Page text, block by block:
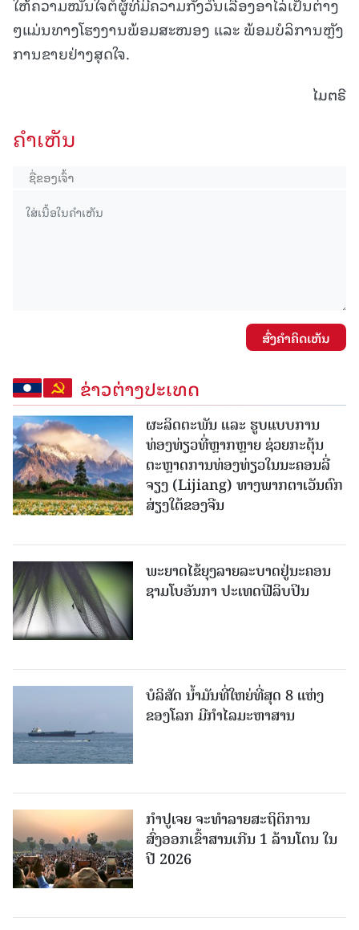
ໆແມ່ນທາງໂຮງງານພ້ອມສະໜອງ ແລະ ພ້ອມບໍລິການຫຼັງ
ການຂາຍຢ່າງສຸດໃຈ.
ໄມຕຣີ
ຄໍາເຫັນ
ສົ່ງຄໍາຄິດເຫັນ
ຂ່າວຕ່າງປະເທດ
ຜະລິດຕະພັນ ແລະ ຮູບແບບການ
ທ່ອງທ່ຽວທີ່ຫຼາກຫຼາຍ ຊ່ວຍກະຕຸ້ນ
ຕະຫຼາດການທ່ອງທ່ຽວໃນນະຄອນລີ່
ຈຽງ (Lijiang) ທາງພາກຕາເວັນຕົກ
ສ່ຽງໃຕ້ຂອງຈີນ
ພະຍາດໄຂ້ຍຸງລາຍລະບາດຢູ່ນະຄອນ
ຊາມໂບ​ອັນກາ ປະເທດຟີລິບປິນ
ບໍລິສັດ ນ້ຳມັນທີ່ໃຫຍ່ທີ່ສຸດ 8 ແຫ່ງ
ຂອງໂລກ ມີກຳໄລມະຫາສານ
ກຳປູເຈຍ ຈະທຳລາຍສະຖິຕິການ
ສົ່ງອອກເຂົ້າສານເກີນ 1 ລ້ານໂຕນ ໃນ
ປີ 2026